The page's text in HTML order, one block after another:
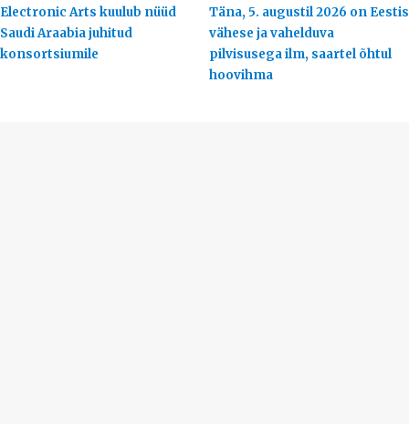
Electronic Arts kuulub nüüd
Saudi Araabia juhitud
konsortsiumile
Täna, 5. augustil 2026 on Eestis
vähese ja vahelduva
pilvisusega ilm, saartel õhtul
hoovihma